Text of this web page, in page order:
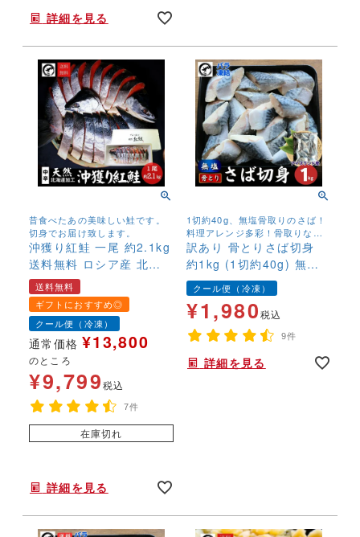
詳細を見る
昔食べたあの美味しい鮭です。
切身でお届け致します。
沖獲り紅鮭 一尾 約2.1kg
送料無料 ロシア産 北海
道加工 一切れ真空 高級
鮭 贈答鮭 新巻鮭 新巻き
鮭 塩鮭 さけ サケ しゃけ
送料無料
ギフトにおすすめ◎
クール便（冷凍）
通常価格 ¥13,800
のところ
¥9,799税込
7件
在庫切れ
詳細を見る
1切約40g、無塩骨取りのさば！
料理アレンジ多彩！骨取りなの
でお子様にも安心して召し上が
れます！
訳あり 骨とりさば切身
約1kg (1切約40g) 無塩
骨取り 鯖 サバ 無添加 お
弁当 大容量 ストック
クール便（冷凍）
¥1,980税込
9件
詳細を見る